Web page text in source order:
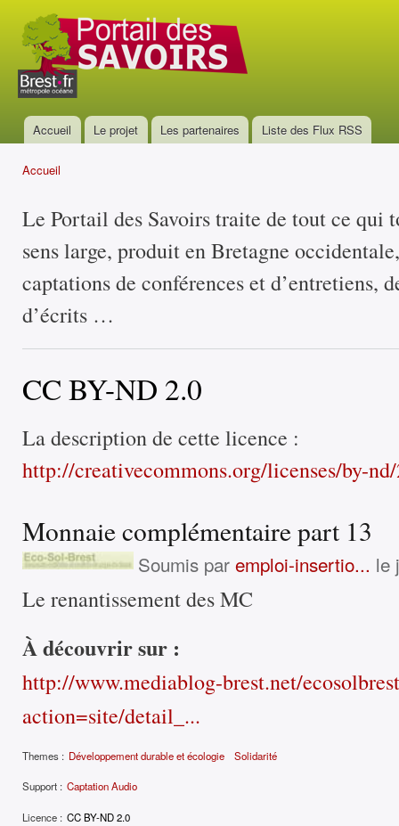
Portail
des
savoirs
Menu principal
Accueil Le projet Les partenaires Liste des Flux RSS
Accueil
Le Portail des Savoirs traite de tout ce qui
sens large, produit en Bretagne
captations de conférences et d’entretiens,
d’écrits …
CC BY-ND 2.0
La description de cette licence :
http://creativecommons.org/licenses/by-
Monnaie complémentaire part 13
Soumis par emploi-insertio... le
Le renantissement des MC
À découvrir sur :
http://www.mediablog-brest.net/
action=site/detail_...
Themes : Développement durable et écologie Solidarité
Support : Captation Audio
Licence : CC BY-ND 2.0